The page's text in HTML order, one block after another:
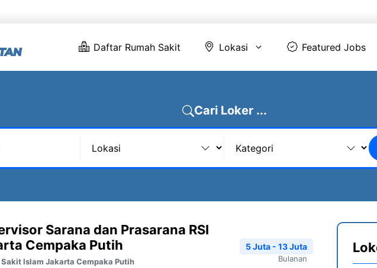
Daftar Rumah Sakit Lokasi Featured Jobs
Cari Loker ...
Sarana dan Prasarana RSI
Cempaka Putih
Sakit Islam Jakarta Cempaka Putih
5 Juta - 13 Juta
Bulanan